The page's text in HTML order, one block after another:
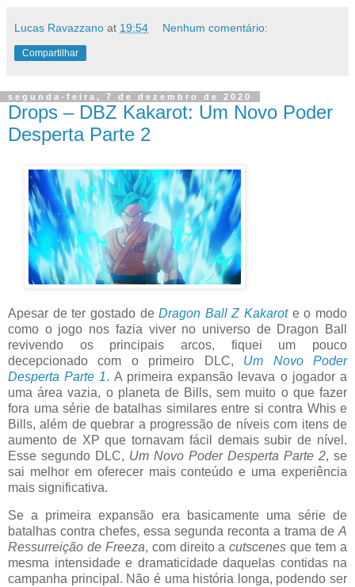
Lucas Ravazzano at 19:54 Nenhum comentário:
Compartilhar
segunda-feira, 7 de dezembro de 2020
Drops – DBZ Kakarot: Um Novo Poder
Desperta Parte 2
Apesar de ter gostado deDragon Ball Z Kakarot e o modo
como o jogo nos fazia viver no universo de Dragon Ball
revivendo os principais arcos, fiquei um pouco
decepcionado com o primeiro DLC, Um Novo Poder
Desperta Parte 1. A primeira expansão levava o jogador a
uma área vazia, o planeta de Bills, sem muito o que fazer
fora uma série de batalhas similares entre si contra Whis e
Bills, além de quebrar a progressão de níveis com itens de
aumento de XP que tornavam fácil demais subir de nível.
Esse segundo DLC, Um Novo Poder Desperta Parte 2, se
sai melhor em oferecer mais conteúdo e uma experiência
mais significativa.
Se a primeira expansão era basicamente uma série de
batalhas contra chefes, essa segunda reconta a trama deA
Ressurreição de Freeza, com direito acutscenes que tem a
mesma intensidade e dramaticidade daquelas contidas na
campanha principal. Não é uma história longa, podendo ser